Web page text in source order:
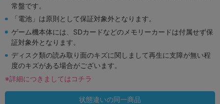
常盤です。
「電池」は原則として保証対象外となります。
ゲーム機本体には、SDカードなどのメモリーカードは付属せず保
証対象外となります。
ディスク類の読み取り面のキズに関しまして再生に支障が無い程
度のキズがある場合がございます。
※詳細につきましてはコチラ
状態違いの同一商品